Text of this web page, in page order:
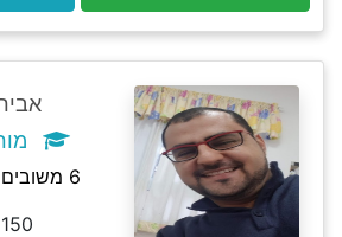
6 משובים
₪150